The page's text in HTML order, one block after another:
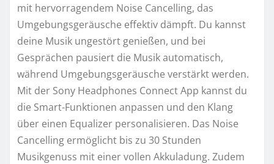
mit hervorragendem Noise Cancelling, das
Umgebungsgeräusche effektiv dämpft. Du kannst
deine Musik ungestört genießen, und bei
Gesprächen pausiert die Musik automatisch,
während Umgebungsgeräusche verstärkt werden.
Mit der Sony Headphones Connect App kannst du
die Smart-Funktionen anpassen und den Klang
über einen Equalizer personalisieren. Das Noise
Cancelling ermöglicht bis zu 30 Stunden
Musikgenuss mit einer vollen Akkuladung. Zudem